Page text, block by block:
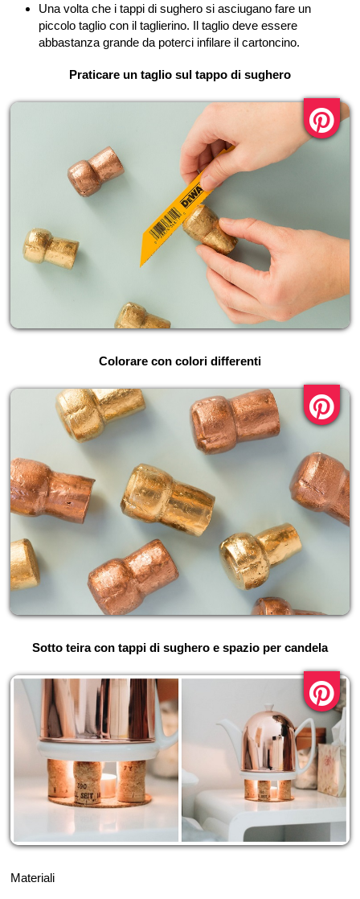
Una volta che i tappi di sughero si asciugano fare un
piccolo taglio con il taglierino. Il taglio deve essere
abbastanza grande da poterci infilare il cartoncino.
Praticare un taglio sul tappo di sughero
Colorare con colori differenti
Sotto teira con tappi di sughero e spazio per candela
Materiali